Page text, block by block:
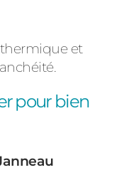
et
pour bien